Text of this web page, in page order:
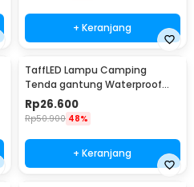
+ Keranjang
TaffLED Lampu Camping
Tenda gantung Waterproof
Emergency 120 Lumens - G198
Rp26.600
Rp50.900 48%
+ Keranjang